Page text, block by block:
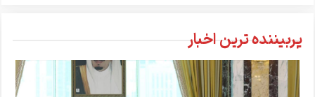
پربیننده ترین اخبار